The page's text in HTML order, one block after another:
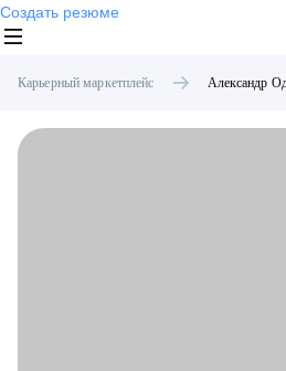
Создать резюме
Карьерный маркетплейс Александр